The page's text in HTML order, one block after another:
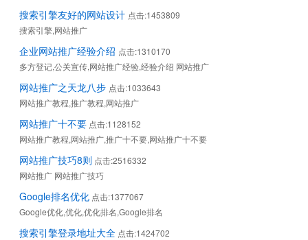
搜索引擎友好的网站设计 点击:1453809
搜索引擎,网站推广
企业网站推广经验介绍 点击:1310170
多方登记,公关宣传,网站推广经验,经验介绍 网站推广
网站推广之天龙八步 点击:1033643
网站推广教程,推广教程,网站推广
网站推广十不要 点击:1128152
网站推广教程,网站推广,推广十不要,网站推广十不要
网站推广技巧8则 点击:2516332
网站推广 网站推广技巧
Google排名优化 点击:1377067
Google优化,优化,优化排名,Google排名
搜索引擎登录地址大全 点击:1424702